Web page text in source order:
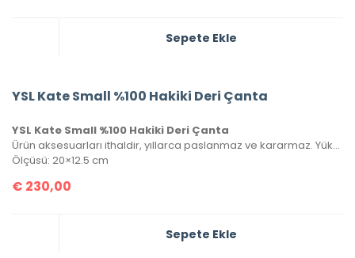
Sepete Ekle
YSL Kate Small %100 Hakiki Deri Çanta
YSL Kate Small %100 Hakiki Deri Çanta
Ürün aksesuarları ithaldir, yıllarca paslanmaz ve kararmaz. Yüksek kalite roys deriden üretilmiştir, tüm metal aksamlarında Saint Laurent yazısı mevcuttur. Kutulu, toz torbalı ve sertifikalı olarak gönderilecektir.
Ölçüsü: 20×12.5 cm
€ 230,00
Sepete Ekle